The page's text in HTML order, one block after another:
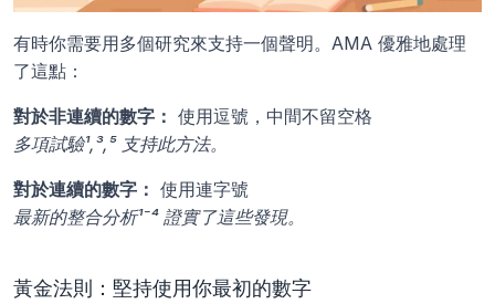
有時你需要用多個研究來支持一個聲明。AMA 優雅地處理
了這點：
對於非連續的數字： 使用逗號，中間不留空格
多項試驗¹,³,⁵ 支持此方法。
對於連續的數字： 使用連字號
最新的整合分析¹⁻⁴ 證實了這些發現。
黃金法則：堅持使用你最初的數字